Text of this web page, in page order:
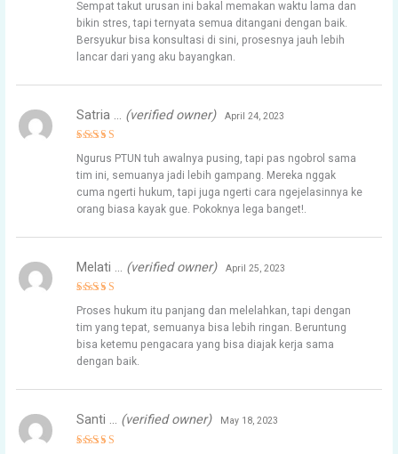
out of 5
Sempat takut urusan ini bakal memakan waktu lama dan
bikin stres, tapi ternyata semua ditangani dengan baik.
Bersyukur bisa konsultasi di sini, prosesnya jauh lebih
lancar dari yang aku bayangkan.
out of 5
Satria … (verified owner) April 24, 2023
Ngurus PTUN tuh awalnya pusing, tapi pas ngobrol sama
tim ini, semuanya jadi lebih gampang. Mereka nggak
cuma ngerti hukum, tapi juga ngerti cara ngejelasinnya ke
orang biasa kayak gue. Pokoknya lega banget!.
4
out of 5
Melati … (verified owner) April 25, 2023
Proses hukum itu panjang dan melelahkan, tapi dengan
tim yang tepat, semuanya bisa lebih ringan. Beruntung
bisa ketemu pengacara yang bisa diajak kerja sama
dengan baik.
Santi … (verified owner) May 18, 2023